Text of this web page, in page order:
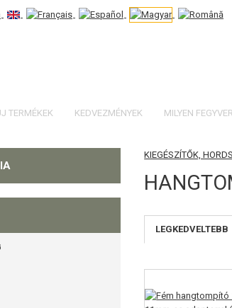
TERMÉKEK KEDVEZMÉNYEK MILYEN
KIEGÉSZÍTŐK,
LEGKEDVELTEBB